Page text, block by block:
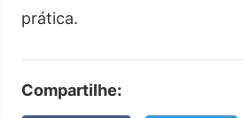
prática.
Compartilhe: